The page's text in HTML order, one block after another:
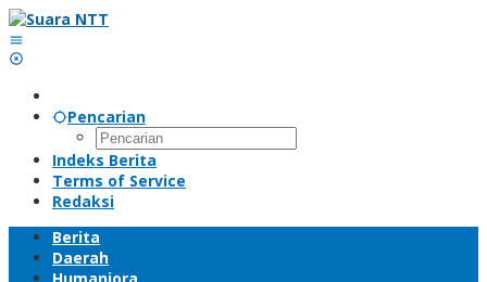
Lewati
ke
konten
Pencarian
Indeks Berita
Terms of Service
Redaksi
Berita
Daerah